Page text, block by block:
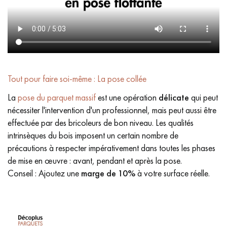
Tout pour faire soi-même : La pose collée
La pose du parquet massifest une opération délicate qui peut
nécessiter l'intervention d'un professionnel, mais peut aussi être
effectuée par des bricoleurs de bon niveau. Les qualités
intrinsèques du bois imposent un certain nombre de
précautions à respecter impérativement dans toutes les phases
de mise en œuvre : avant, pendant et après la pose.
Conseil : Ajoutez une marge de 10%à votre surface réelle.